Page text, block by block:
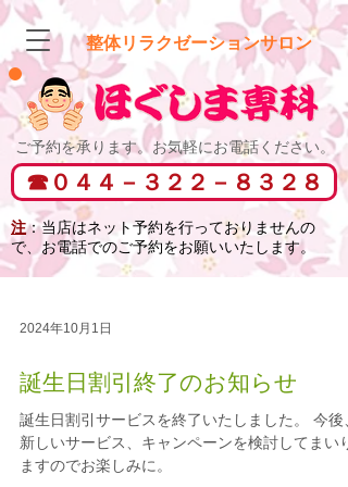
整体リラクゼーションサロン
​ご予約を承ります。お気軽にお電話ください。
​☎０４４－３２２－８３２８
注：当店はネット予約を行っておりませんの
で、お電話でのご予約をお願いいたします。
2024年10月1日
誕生日割引終了のお知らせ
誕生日割引サービスを終了いたしました。 今後
新しいサービス、キャンペーンを検討してまいり
ますのでお楽しみに。